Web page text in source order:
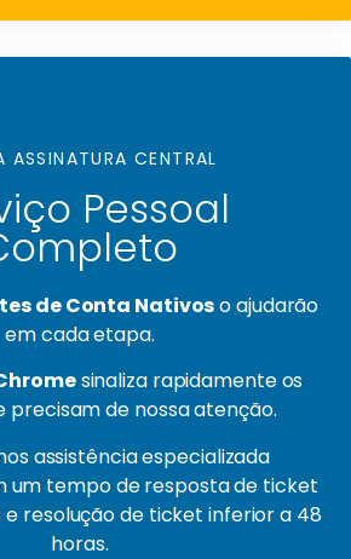
ASSINATURA CENTRAL
Pessoal
de Conta Nativoso ajudarão
em cada etapa.
sinaliza rapidamente os
precisam de nossa atenção.
assistência especializada
um tempo de resposta de ticket
e resolução de ticket inferior a 48
horas.